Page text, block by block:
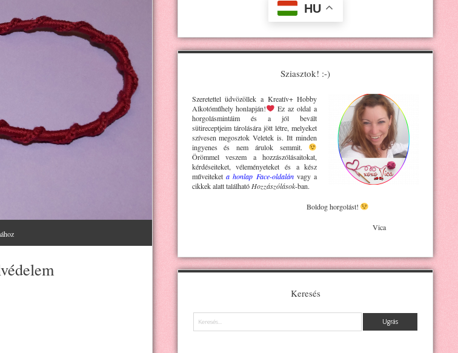
HU
Sziasztok! :-)
Szeretettel üdvözöllek a Kreatív+ Hobby
Alkotóműhelyhonlapján!
Ez az oldal a
horgolásmintáim és a jól bevált
sütireceptjeim tárolására jött létre, melyeket
szívesen megosztok Veletek is. Itt minden
ingyenes és nem árulok semmit.
Örömmel veszem a hozzászólásaitokat,
kérdéseiteket, véleményeteket és a kész
műveiteket a honlap Face-oldalánvagy a
cikkek alatt található Hozzászólások-ban.
Boldog horgolást!
Vica
Keresés
Keresés